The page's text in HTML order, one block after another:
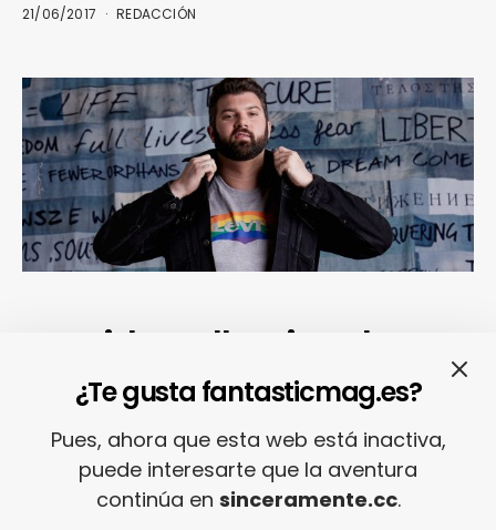
21/06/2017 REDACCIÓN
La Pride Collection de
Levi’s no se queda en la
superficie a la hora de
celebrar el Orgullo LGBTIQ
y te pide que luches
¿Te gusta fantasticmag.es?
Pues, ahora que esta web está inactiva,
puede interesarte que la aventura
continúa en sinceramente.cc.